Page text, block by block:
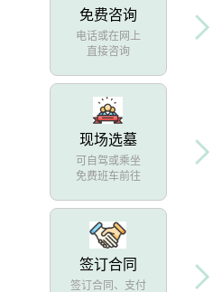
免费咨询
电话或在网上
直接咨询
现场选墓
可自驾或乘坐
免费班车前往
签订合同
签订合同、支付